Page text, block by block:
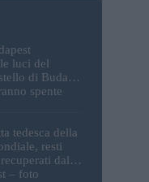
luci del
di Buda e
spente
tedesca della
resti
dal
– foto